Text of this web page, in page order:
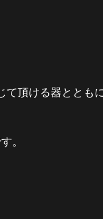
頂ける器ととも
。